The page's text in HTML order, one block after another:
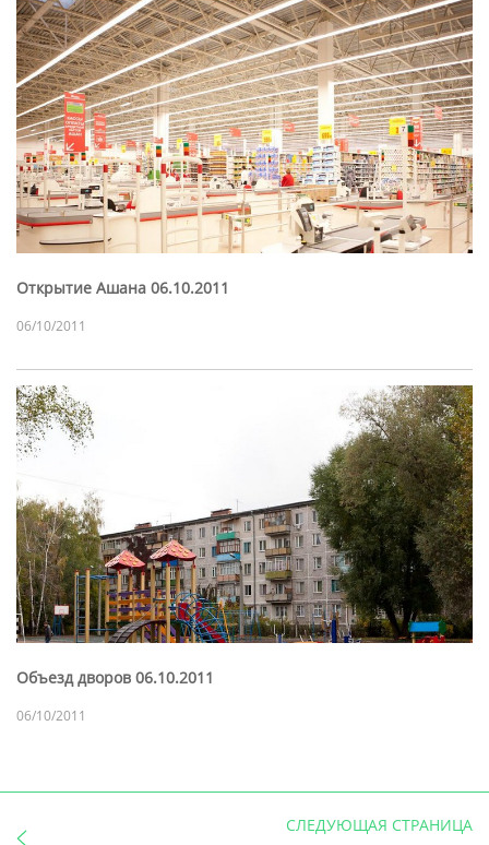
Открытие Ашана 06.10.2011
06/10/2011
Объезд дворов 06.10.2011
06/10/2011
СЛЕДУЮЩАЯ СТРАНИЦА